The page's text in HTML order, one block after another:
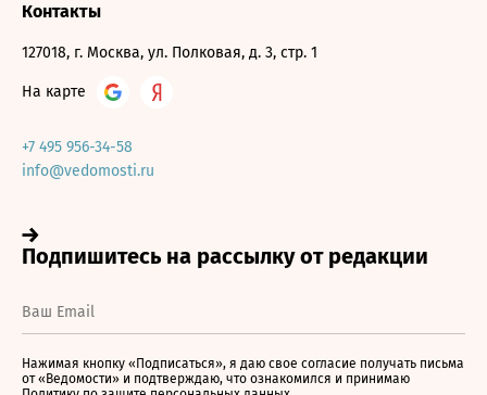
Контакты
127018, г. Москва, ул. Полковая, д. 3, стр. 1
На карте
+7 495 956-34-58
info@vedomosti.ru
Нажимая кнопку «Подписаться», я даю свое согласие получать письма
от «Ведомости» и подтверждаю, что ознакомился и принимаю